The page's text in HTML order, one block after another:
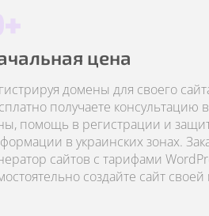
цена
домены для своего
получаете
помощь в регистрации и
в украинских зонах.
сайтов с тарифами
создайте сайт